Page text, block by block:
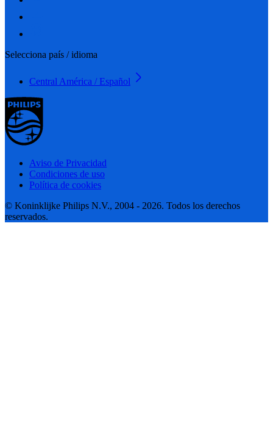
Selecciona país / idioma
Central América / Español
Aviso de Privacidad
Condiciones de uso
Política de cookies
© Koninklijke Philips N.V., 2004 - 2026. Todos los derechos
reservados.